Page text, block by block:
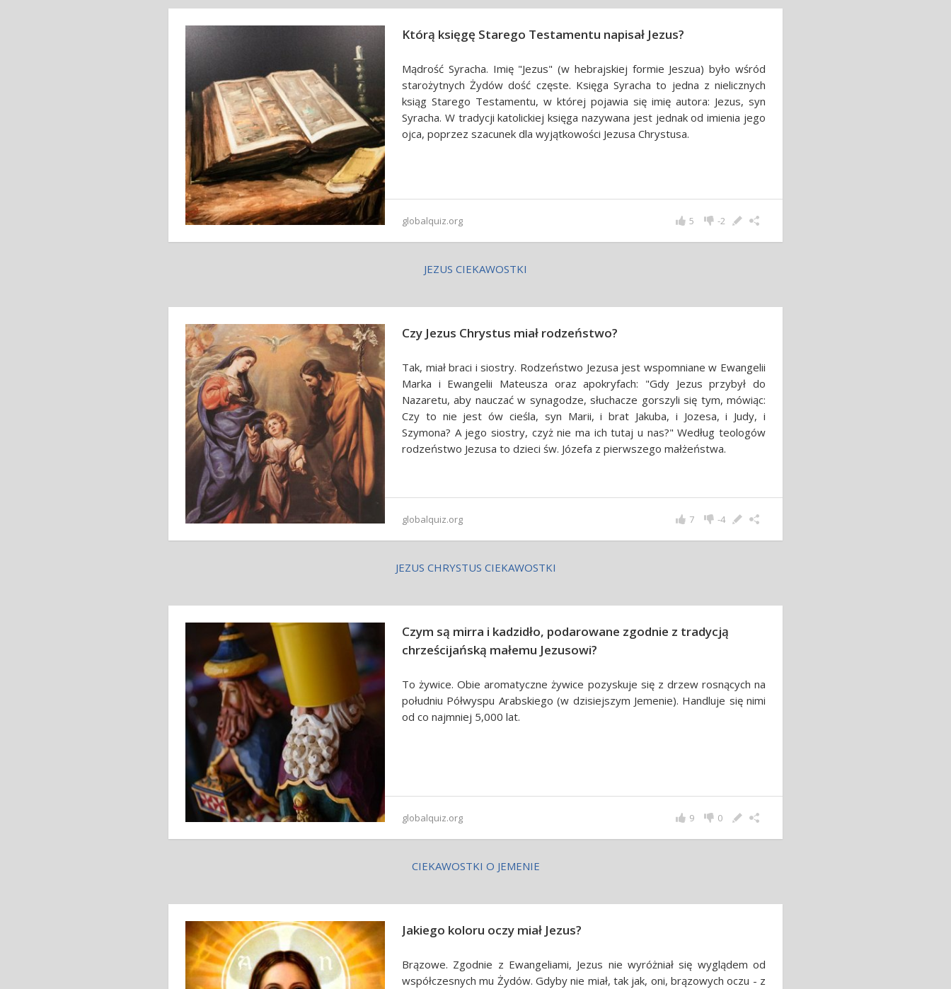
Którą księgę Starego Testamentu napisał Jezus?
Mądrość Syracha. Imię "Jezus" (w hebrajskiej formie Jeszua) było wśród
starożytnych Żydów dość częste. Księga Syracha to jedna z nielicznych
ksiąg Starego Testamentu, w której pojawia się imię autora: Jezus, syn
Syracha. W tradycji katolickiej księga nazywana jest jednak od imienia jego
ojca, poprzez szacunek dla wyjątkowości Jezusa Chrystusa.
globalquiz.org -2
5
JEZUS CIEKAWOSTKI
Czy Jezus Chrystus miał rodzeństwo?
Tak, miał braci i siostry. Rodzeństwo Jezusa jest wspomniane w Ewangelii
Marka i Ewangelii Mateusza oraz apokryfach: "Gdy Jezus przybył do
Nazaretu, aby nauczać w synagodze, słuchacze gorszyli się tym, mówiąc:
Czy to nie jest ów cieśla, syn Marii, i brat Jakuba, i Jozesa, i Judy, i
Szymona? A jego siostry, czyż nie ma ich tutaj u nas?" Według teologów
rodzeństwo Jezusa to dzieci św. Józefa z pierwszego małżeństwa.
globalquiz.org -4
7
JEZUS CHRYSTUS CIEKAWOSTKI
Czym są mirra i kadzidło, podarowane zgodnie z tradycją
chrześcijańską małemu Jezusowi?
To żywice. Obie aromatyczne żywice pozyskuje się z drzew rosnących na
południu Półwyspu Arabskiego (w dzisiejszym Jemenie). Handluje się nimi
od co najmniej 5,000 lat.
globalquiz.org 0
9
CIEKAWOSTKI O JEMENIE
Jakiego koloru oczy miał Jezus?
Brązowe. Zgodnie z Ewangeliami, Jezus nie wyróżniał się wyglądem od
współczesnych mu Żydów. Gdyby nie miał, tak jak, oni, brązowych oczu - z